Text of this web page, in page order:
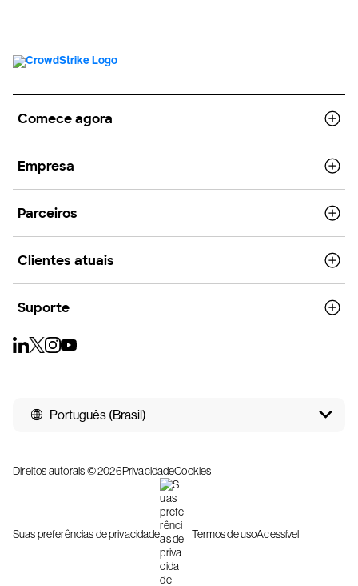
Comece agora
Empresa
Parceiros
Clientes atuais
Suporte
Português (Brasil)
Direitos autorais © 2026PrivacidadeCookies
Suas preferências de privacidade Termos de usoAcessível